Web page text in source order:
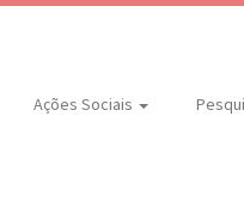
Ações Sociais